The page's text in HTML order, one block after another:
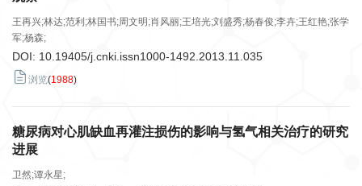
王再兴;林达;范利;林国书;周文明;肖风丽;王培光;刘盛秀;杨春俊;李卉;王红艳;张学
军;杨森;
DOI: 10.19405/j.cnki.issn1000-1492.2013.11.035
浏览(1988)
糖尿病对心肌缺血再灌注损伤的影响与氢气相关治疗的研究
进展
卫然;谭永星;